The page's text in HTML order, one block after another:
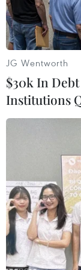
Các bác sỹ
ghép tim
Ngày 6/6,
Thành phố
thành công
JG Wentworth
$30k In
Institutions